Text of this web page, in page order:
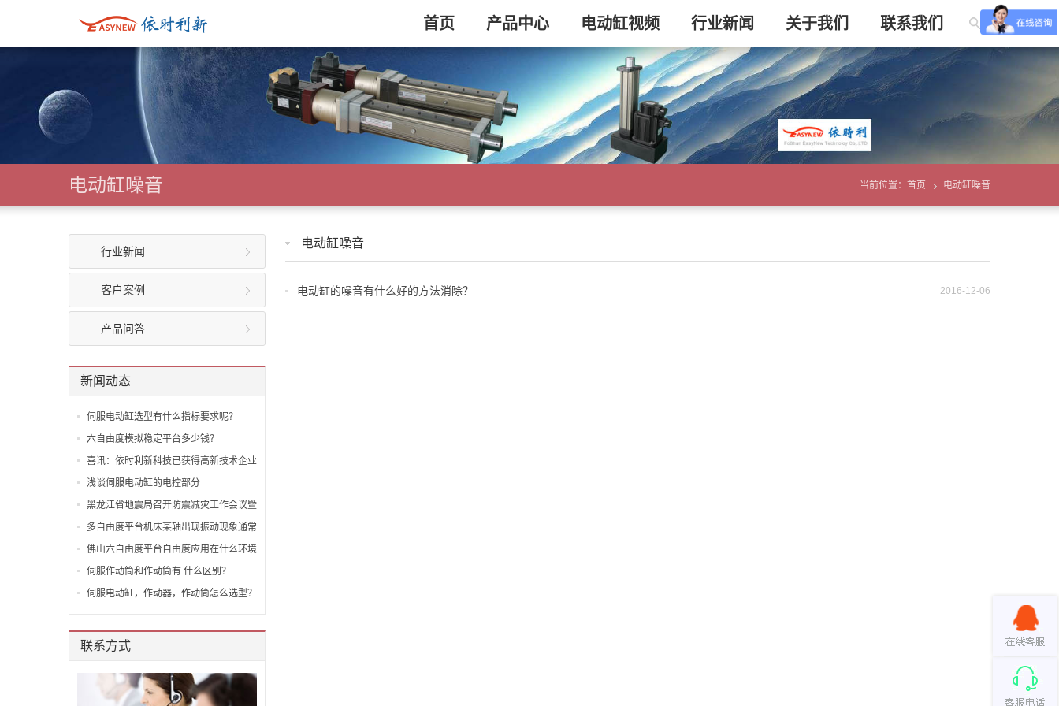
首页 产品中心 电动缸视频 行业新闻 关于我们 联系我们
电动缸噪音 当前位置： 首页 电动缸噪音
电动缸噪音
电动缸的噪音有什么好的方法消除？ 2016-12-06
行业新闻
客户案例
产品问答
新闻动态
伺服电动缸选型有什么指标要求呢？
六自由度模拟稳定平台多少钱？
喜讯：依时利新科技已获得高新技术企业
认证
浅谈伺服电动缸的电控部分
黑龙江省地震局召开防震减灾工作会议暨
全面从严治党工作会议
多自由度平台机床某轴出现振动现象通常
的原因！
佛山六自由度平台自由度应用在什么环境
呢？
伺服作动筒和作动筒有 什么区别？
伺服电动缸，作动器，作动筒怎么选型？
联系方式